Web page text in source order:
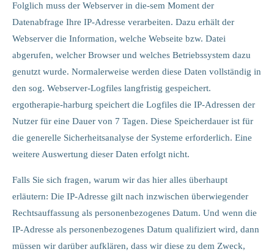
Folglich muss der Webserver in die-sem Moment der
Datenabfrage Ihre IP-Adresse verarbeiten. Dazu erhält der
Webserver die Information, welche Webseite bzw. Datei
abgerufen, welcher Browser und welches Betriebssystem dazu
genutzt wurde. Normalerweise werden diese Daten vollständig in
den sog. Webserver-Logfiles langfristig gespeichert.
ergotherapie-harburg speichert die Logfiles die IP-Adressen der
Nutzer für eine Dauer von 7 Tagen. Diese Speicherdauer ist für
die generelle Sicherheitsanalyse der Systeme erforderlich. Eine
weitere Auswertung dieser Daten erfolgt nicht.
Falls Sie sich fragen, warum wir das hier alles überhaupt
erläutern: Die IP-Adresse gilt nach inzwischen überwiegender
Rechtsauffassung als personenbezogenes Datum. Und wenn die
IP-Adresse als personenbezogenes Datum qualifiziert wird, dann
müssen wir darüber aufklären, dass wir diese zu dem Zweck,